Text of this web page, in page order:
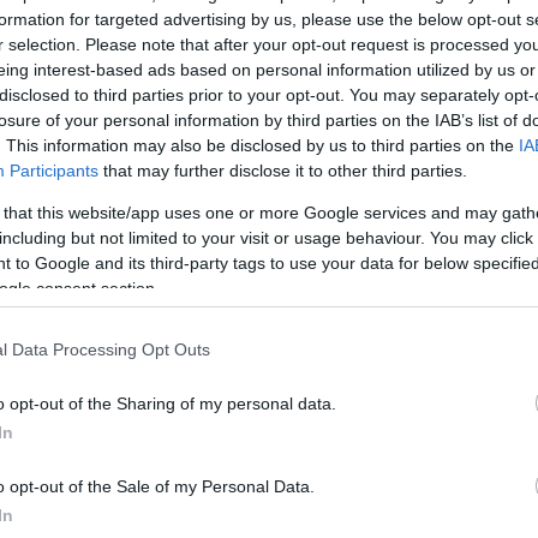
for targeted advertising by us, please use the below opt-out
selection. Please note that after your opt-out request is processed
interest-based ads based on personal information utilized by us
to third parties prior to your opt-out. You may separately
of your personal information by third parties on the IAB’s list of
This information may also be disclosed by us to third parties on the
Participants that may further disclose it to other third parties.
that this website/app uses one or more Google services and may
but not limited to your visit or usage behaviour. You may
to Google and its third-party tags to use your data for below
consent section.
Data Processing Opt Outs
opt-out of the Sharing of my personal data.
opt-out of the Sale of my Personal Data.
Υπερηλίκων, ν. 1296/1982: 12.768
Αλληλεγγύης Υπερηλίκων: 22.260
: 77 δικαιούχοι – 60.491 ευρώ
: 9.245 δικαιούχοι – 12.171.750 ευρώ
και μειονεκτικών περιοχών: 26 δικαιούχοι –
: 4.543 δικαιούχοι – 425.429 ευρώ
τέκνα θανόντων σε φυσικές καταστροφές:
: 326 δικαιούχοι – 34.592 ευρώ
: 610 δικαιούχοι – 486.401ευρώ
Βοηθού
3.205.721 ευρώ
Ανάδοχος